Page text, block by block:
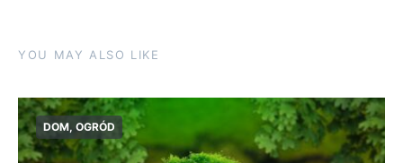
YOU MAY ALSO LIKE
DOM, OGRÓD